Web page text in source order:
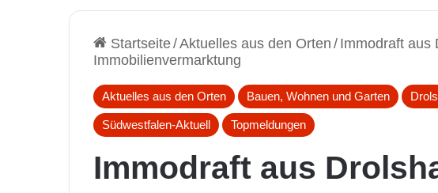
Startseite/Aktuelles aus den Orten / Immodraft aus
Immobilienvermarktung
Aktuelles aus den Orten Bauen, Wohnen und Garten
Südwestfalen-Aktuell Topmeldungen
Immodraft aus